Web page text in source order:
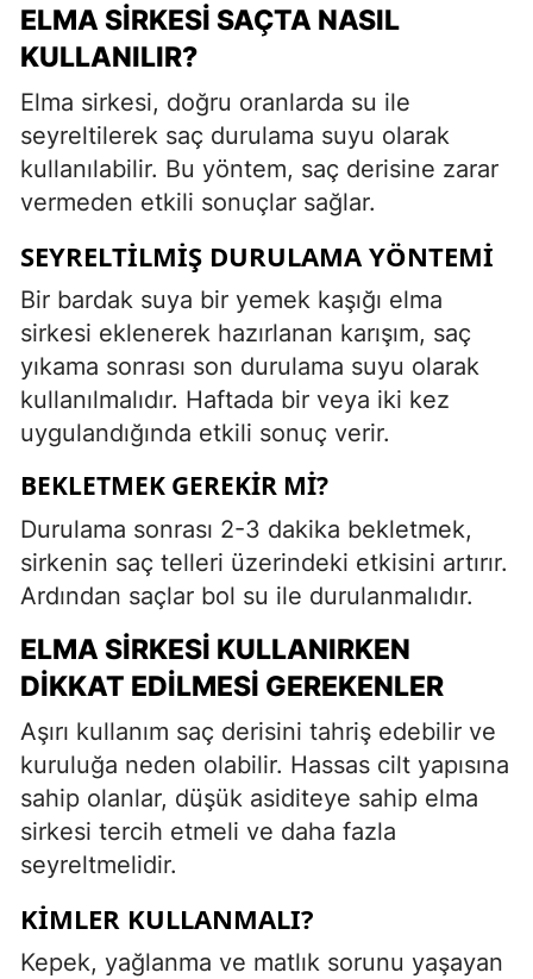
ELMA SIRKESI SAÇTA NASIL
KULLANILIR?
Elma sirkesi, doğru oranlarda su ile
seyreltilerek saç durulama suyu olarak
kullanılabilir. Bu yöntem, saç derisine zarar
vermeden etkili sonuçlar sağlar.
SEYRELTILMIŞ DURULAMA YÖNTEMI
Bir bardak suya bir yemek kaşığı elma
sirkesi eklenerek hazırlanan karışım, saç
yıkama sonrası son durulama suyu olarak
kullanılmalıdır. Haftada bir veya iki kez
uygulandığında etkili sonuç verir.
BEKLETMEK GEREKIR MI?
Durulama sonrası 2-3 dakika bekletmek,
sirkenin saç telleri üzerindeki etkisini artırır.
Ardından saçlar bol su ile durulanmalıdır.
ELMA SIRKESI KULLANIRKEN
DIKKAT EDILMESI GEREKENLER
Aşırı kullanım saç derisini tahriş edebilir ve
kuruluğa neden olabilir. Hassas cilt yapısına
sahip olanlar, düşük asiditeye sahip elma
sirkesi tercih etmeli ve daha fazla
seyreltmelidir.
KIMLER KULLANMALI?
Kepek, yağlanma ve matlık sorunu yaşayan